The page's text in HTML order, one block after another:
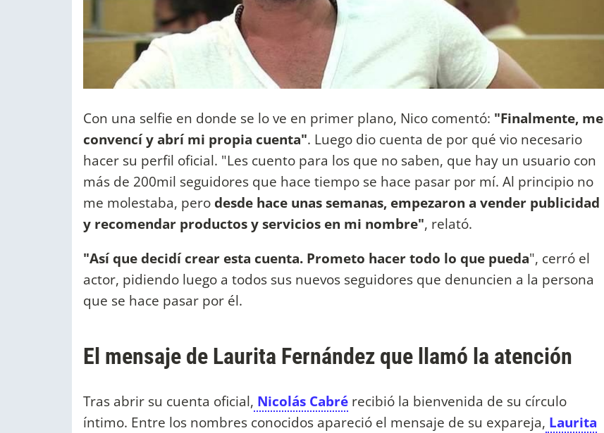
Con una selfie en donde se lo ve en primer plano, Nico comentó: "Finalmente, me
convencí y abrí mi propia cuenta". Luego dio cuenta de por qué vio necesario
hacer su perfil oficial. "Les cuento para los que no saben, que hay un usuario con
más de 200mil seguidores que hace tiempo se hace pasar por mí. Al principio no
me molestaba, perodesde hace unas semanas, empezaron a vender publicidad
y recomendar productos y servicios en mi nombre", relató.
"Así que decidí crear esta cuenta. Prometo hacer todo lo que pueda", cerró el
actor, pidiendo luego a todos sus nuevos seguidores que denuncien a la persona
que se hace pasar por él.
El mensaje de Laurita Fernández que llamó la atención
Tras abrir su cuenta oficial, Nicolás Cabré recibió la bienvenida de su círculo
íntimo. Entre los nombres conocidos apareció el mensaje de su expareja, Laurita